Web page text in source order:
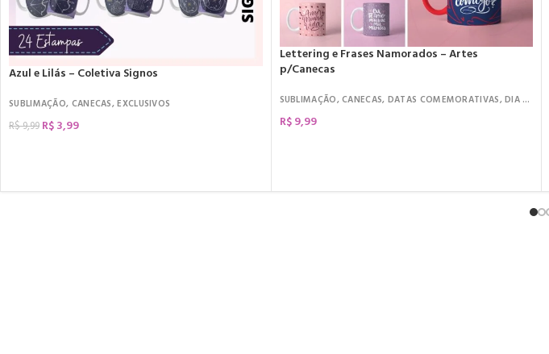
Azul e Lilás – Coletiva Signos
SUBLIMAÇÃO, CANECAS,EXCLUSIVOS
R$9,99 R$3,99
Lettering e Frases Namorados – Artes
p/Canecas
SUBLIMAÇÃO,CANECAS, DATAS COMEMORATIVAS,DIA DOS NAMORADOS
R$9,99